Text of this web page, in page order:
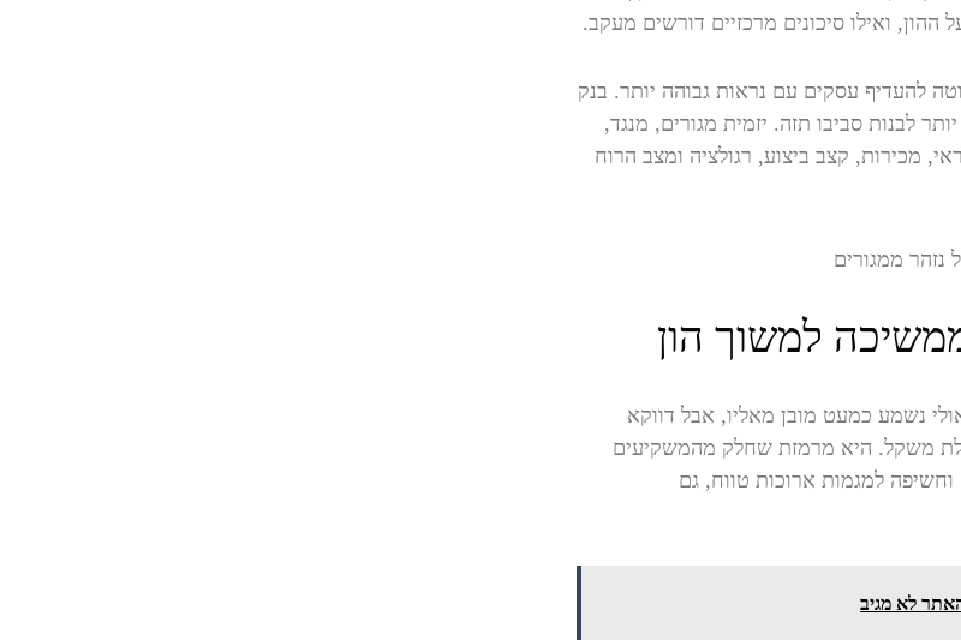
ואילו סיכונים מרכזיים דורשים מעקב.
להעדיף עסקים עם נראות גבוהה יותר. בנק
לבנות סביבו תזה. יזמית מגורים, מנגד,
מכירות, קצב ביצוע, רגולציה ומצב הרוח
למשוך הון
נשמע כמעט מובן מאליו, אבל דווקא
משקל. היא מרמזת שחלק מהמשקיעים
וחשיפה למגמות ארוכות טווח, גם
לא מגיב